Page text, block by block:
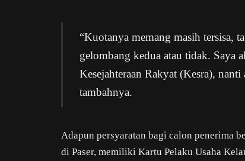
“Kuotanya memang masih tersisa,
gelombang kedua atau tidak. Saya
Kesejahteraan Rakyat (Kesra),
tambahnya.
Adapun persyaratan bagi calon penerima
di Paser, memiliki Kartu Pelaku Usaha